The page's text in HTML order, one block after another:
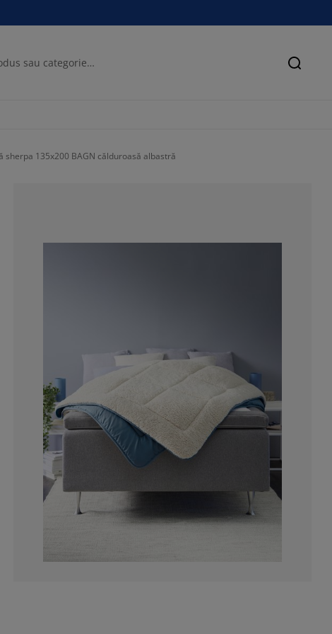
Căutare
sherpa 135x200 BAGN călduroasă albastră
0.6008583690987125%
1.4592274678111588%